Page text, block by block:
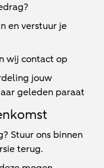
en verstuur je
wij contact op
jouw
geleden paraat
Stuur ons binnen
terug.